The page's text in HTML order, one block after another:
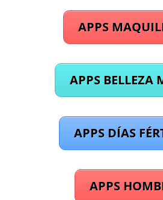
APPS
APPS BELLEZA
APPS DÍAS
APPS